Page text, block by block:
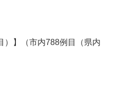
）】（市内788例目（県内